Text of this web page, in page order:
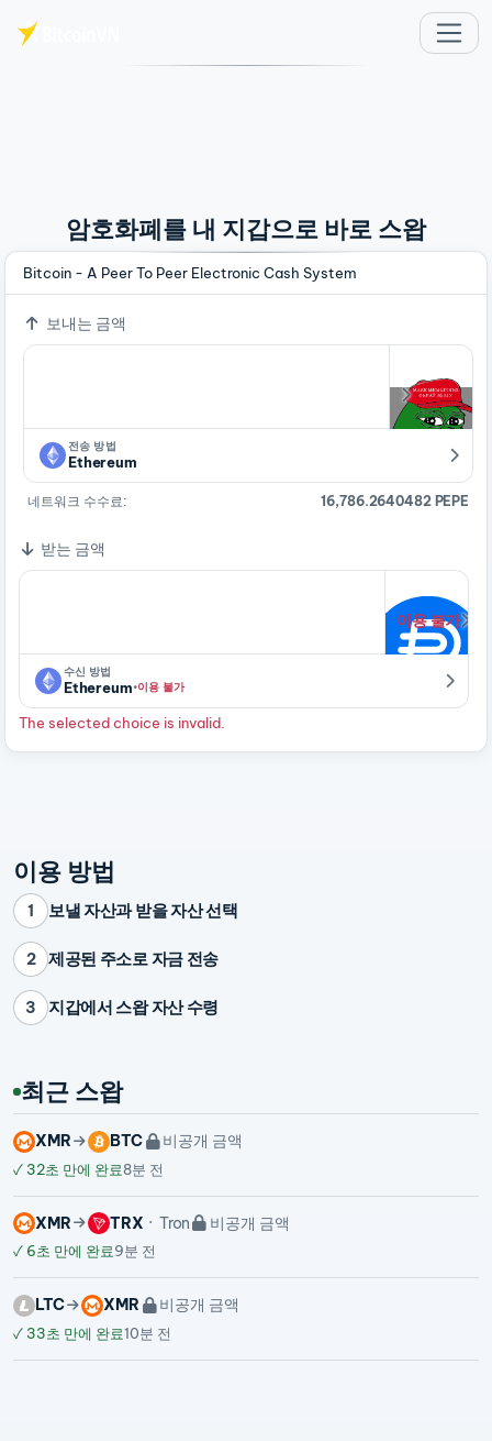
암호화폐를 내 지갑으로 바로 스왑
Bitcoin - A Peer To Peer Electronic Cash System
보내는 금액
전송 방법
Ethereum
네트워크 수수료: 16,786.2640482 PEPE
받는 금액
이용 불가
수신 방법
Ethereum·이용 불가
The selected choice is invalid.
이용 방법
1 보낼 자산과 받을 자산 선택
2 제공된 주소로 자금 전송
3 지갑에서 스왑 자산 수령
최근 스왑
XMR BTC 비공개 금액
✓ 32초 만에 완료8분 전
XMR TRX Tron 비공개 금액
✓ 6초 만에 완료9분 전
LTC XMR 비공개 금액
✓ 33초 만에 완료10분 전